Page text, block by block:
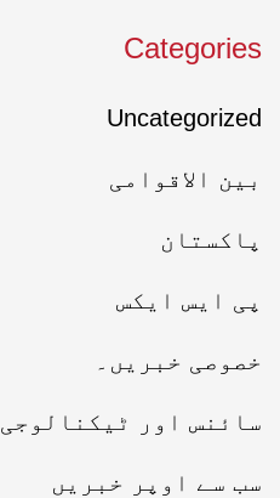
Categories
Uncategorized
بین الاقوامی
پاکستان
پی ایس ایکس
خصوصی خبریں۔
سائنس اور ٹیکنالوجی
سب سے اوپر خبریں